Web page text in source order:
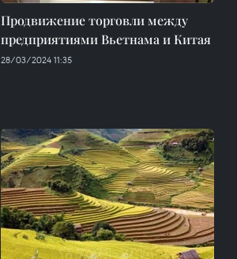
Продвижение торговли между
предприятиями Вьетнама и Китая
28/03/2024 11:35